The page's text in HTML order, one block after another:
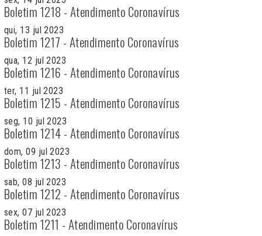
Boletim 1218 - Atendimento Coronavírus
qui, 13 jul 2023
Boletim 1217 - Atendimento Coronavírus
qua, 12 jul 2023
Boletim 1216 - Atendimento Coronavírus
ter, 11 jul 2023
Boletim 1215 - Atendimento Coronavírus
seg, 10 jul 2023
Boletim 1214 - Atendimento Coronavírus
dom, 09 jul 2023
Boletim 1213 - Atendimento Coronavírus
sab, 08 jul 2023
Boletim 1212 - Atendimento Coronavírus
sex, 07 jul 2023
Boletim 1211 - Atendimento Coronavírus